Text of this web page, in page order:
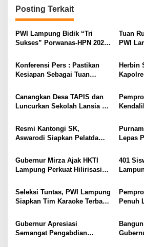
g
a
s
p
o
s
Posting Terkait
PWI Lampung Bidik “Tri
Sukses” Porwanas-HPN 2027:
Pariwisata Menggeliat
Tuan
PWI
Konferensi Pers : Pastikan
Kesiapan Sebagai Tuan
Tiga Venue Pelaksanaan
Soeratin Cup Piala Gubernur
Herbin
Prioritas
Canangkan Desa TAPIS dan
Luncurkan Sekolah Lansia di
TP PKK Lampung Dorong
Pembangunan SDM Dimulai
Resmi Kantongi SK,
Aswarodi Siapkan Pelatda
Menuju Porwanas 2027
Lepas
Lansia
Gubernur Mirza Ajak HKTI
Lampung Perkuat Hilirisasi
Kesejahteraan Petani
401
Dorong
Emas
Seleksi Tuntas, PWI Lampung
Siapkan Tim Karaoke Terbaik
Penuh
Gubernur Apresiasi
Semangat Pengabdian